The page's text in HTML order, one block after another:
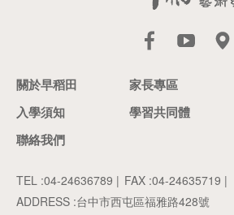
關於早稻田 家長專區
入學須知
學習共同體
聯絡我們
TEL :04-24636789 | FAX :04-24635719 |
ADDRESS :台中市西屯區福雅路428號